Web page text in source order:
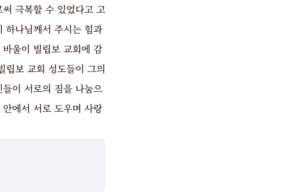
극복할 수 있었다고 고
하나님께서 주시는 힘과
울이 빌립보 교회에 감
립보 교회 성도들이 그의
이 서로의 짐을 나눔으
에서 서로 도우며 사랑